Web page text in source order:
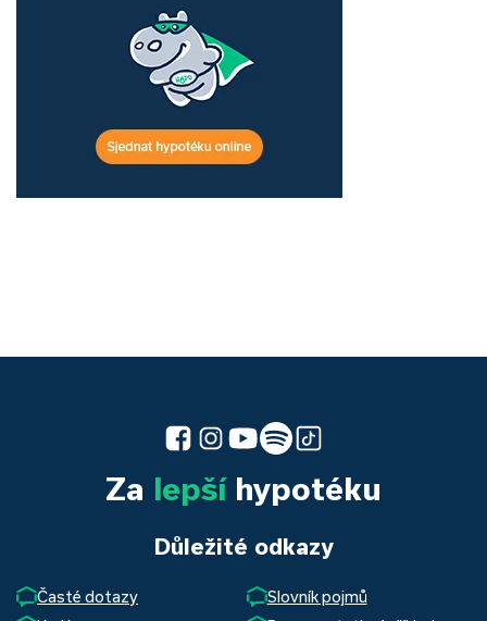
Za lepšíhypotéku
Důležité odkazy
Časté dotazy
Slovník pojmů